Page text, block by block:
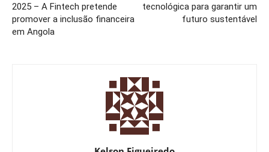
2025 – A Fintech pretende
promover a inclusão financeira
em Angola
tecnológica para garantir um
futuro sustentável